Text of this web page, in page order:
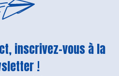
inscrivez-vous à la
!